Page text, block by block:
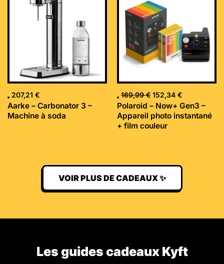
207,21 €
Aarke – Carbonator 3 –
Machine à soda
169,99€
initial
était :
169,99 €.
152,34 €
Polaroid – Now+ Gen3 –
Appareil photo instantané
+ film couleur
VOIR PLUS DE CADEAUX ✨
Les guides cadeaux Kyft​